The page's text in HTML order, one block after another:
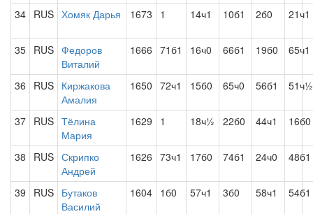
34 RUS Хомяк Дарья 1673 1 14ч1 10б1 2б0 21ч1
35 RUS Федоров
Виталий
1666 71б1 16ч0 66б1 19б0 65ч1
36 RUS Киржакова
Амалия
1650 72ч1 15б0 65ч0 56б1 51ч½
37 RUS Тёлина
Мария
1629 1 18ч½ 22б0 44ч1 16б0
38 RUS Скрипко
Андрей
1626 73ч1 17б0 74б1 24ч0 48б1
39 RUS Бутаков
Василий
1604 1б0 57ч1 3б0 58ч1 54б1